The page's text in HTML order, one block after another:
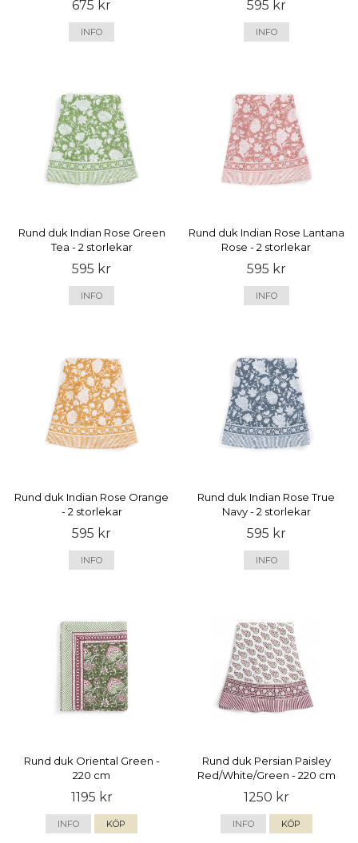
675 kr
INFO
595 kr
INFO
Rund duk Indian Rose Green
Tea - 2 storlekar
595 kr
INFO
Rund duk Indian Rose Lantana
Rose - 2 storlekar
595 kr
INFO
Rund duk Indian Rose Orange
- 2 storlekar
595 kr
INFO
Rund duk Indian Rose True
Navy - 2 storlekar
595 kr
INFO
Rund duk Oriental Green -
220 cm
1195 kr
INFO KÖP
Rund duk Persian Paisley
Red/White/Green - 220 cm
1250 kr
INFO KÖP